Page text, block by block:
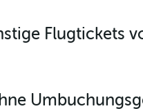
Flugtickets